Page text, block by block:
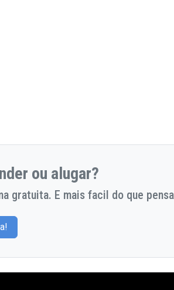
ou alugar?
gratuita. E mais facil do que